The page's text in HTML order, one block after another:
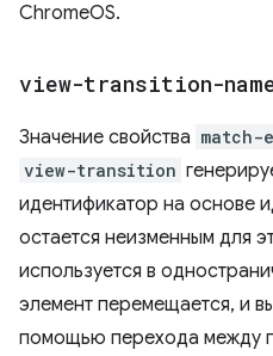
ChromeOS.
view-transition-
Значение свойства match-
view-transition
идентификатор на основе
остается неизменным для
используется в
элемент перемещается, и
помощью перехода между